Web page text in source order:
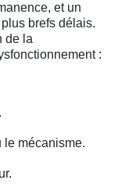
et un
brefs délais.
de la
:
le mécanisme.